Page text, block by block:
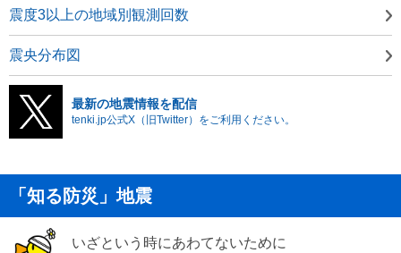
震度3以上の地域別観測回数
震央分布図
最新の地震情報を配信
tenki.jp公式X（旧Twitter）をご利用ください。
「知る防災」地震
いざという時にあわてないために